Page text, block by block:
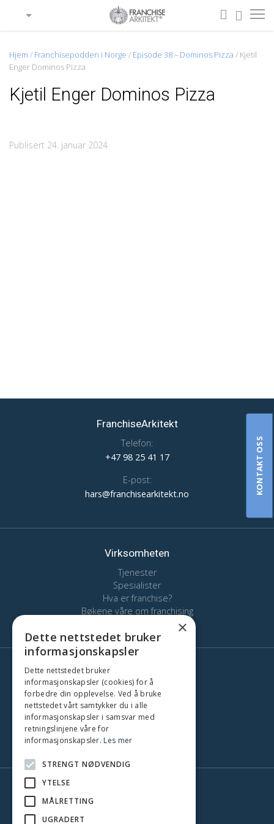
Hjem / Franchisepodden i Norge / Episode 38 – Dominos Pizza / Kjetil
Enger Dominos Pizza
Kjetil Enger Dominos Pizza
Publisert 24. januar 2024
FranchiseArkitekt
Telefon:
+47 98 25 41 17
E-post:
hars@franchisearkitekt.no
Virksomheten
Tjenester
Spesialister
Hva er franchise?
Bøkene våre om franchising
Stockholm
Oslo
København
Malmö
KONTAKT OSS
×
Dette nettstedet bruker
informasjonskapsler
Dette nettstedet bruker
informasjonskapsler (cookies) for å
forbedre din opplevelse. Ved å bruke
nettstedet vårt samtykker du i alle
informasjonskapsler i samsvar med
retningslinjene våre for
informasjonskapsler. Les mer
STRENGT NØDVENDIG
YTELSE
MÅLRETTING
UGRADERT